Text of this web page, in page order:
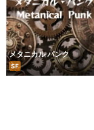
メタニカル パンク
SF